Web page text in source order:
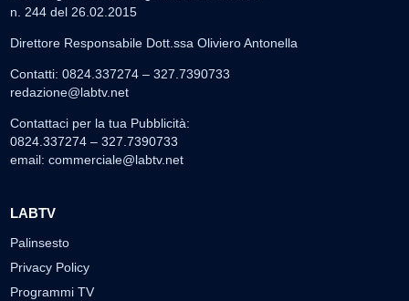
n. 244 del 26.02.2015
Direttore Responsabile Dott.ssa Oliviero Antonella
Contatti: 0824.337274 – 327.7390733
redazione@labtv.net
Contattaci per la tua Pubblicità:
0824.337274 – 327.7390733
email: commerciale@labtv.net
LABTV
Palinsesto
Privacy Policy
Programmi TV